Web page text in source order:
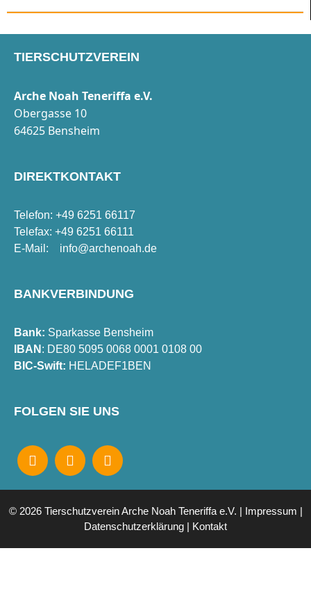
TIERSCHUTZVEREIN
Arche Noah Teneriffa e.V.
Obergasse 10
64625 Bensheim
DIREKTKONTAKT
Telefon: +49 6251 66117
Telefax: +49 6251 66111
E-Mail: info@archenoah.de
BANKVERBINDUNG
Bank: Sparkasse Bensheim
IBAN : DE80 5095 0068 0001 0108 00
BIC-Swift: HELADEF1BEN
FOLGEN SIE UNS
© 2026 Tierschutzverein Arche Noah Teneriffa e.V. | Impressum |
Datenschutzerklärung | Kontakt